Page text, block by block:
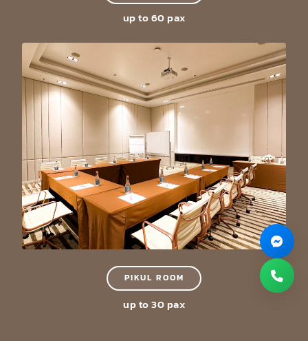
up to 60 pax
PIKUL ROOM
up to 30 pax